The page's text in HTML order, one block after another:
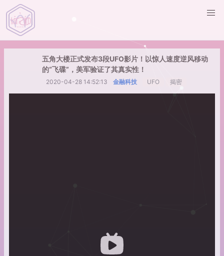
五角大楼正式发布3段UFO影片！以惊人速度逆风移动
的“飞碟”，美军验证了其真实性！
2020-04-28 14:52:13 金融科技 UFO 揭密